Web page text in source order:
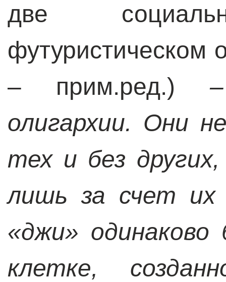
две
– прим.ред.)
олигархии. Они
тех и без
лишь за счет их
«джи»
клетке,